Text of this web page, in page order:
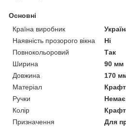
Основні
Країна виробник
Наявність прозорого вікна
Ні
Повнокольоровий
Так
Ширина
90 мм
Довжина
170
Матеріал
Ручки
Немає
Колір
Крафт
Призначення
Для